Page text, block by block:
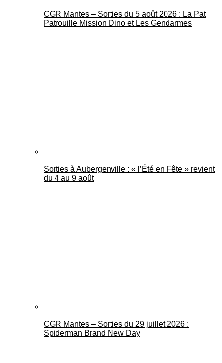
CGR Mantes – Sorties du 5 août 2026 : La Pat
Patrouille Mission Dino et Les Gendarmes
Sorties à Aubergenville : « l’Été en Fête » revient
du 4 au 9 août
CGR Mantes – Sorties du 29 juillet 2026 :
Spiderman Brand New Day